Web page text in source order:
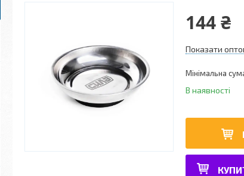
144 ₴
Показати
Мінімальна
В наявності